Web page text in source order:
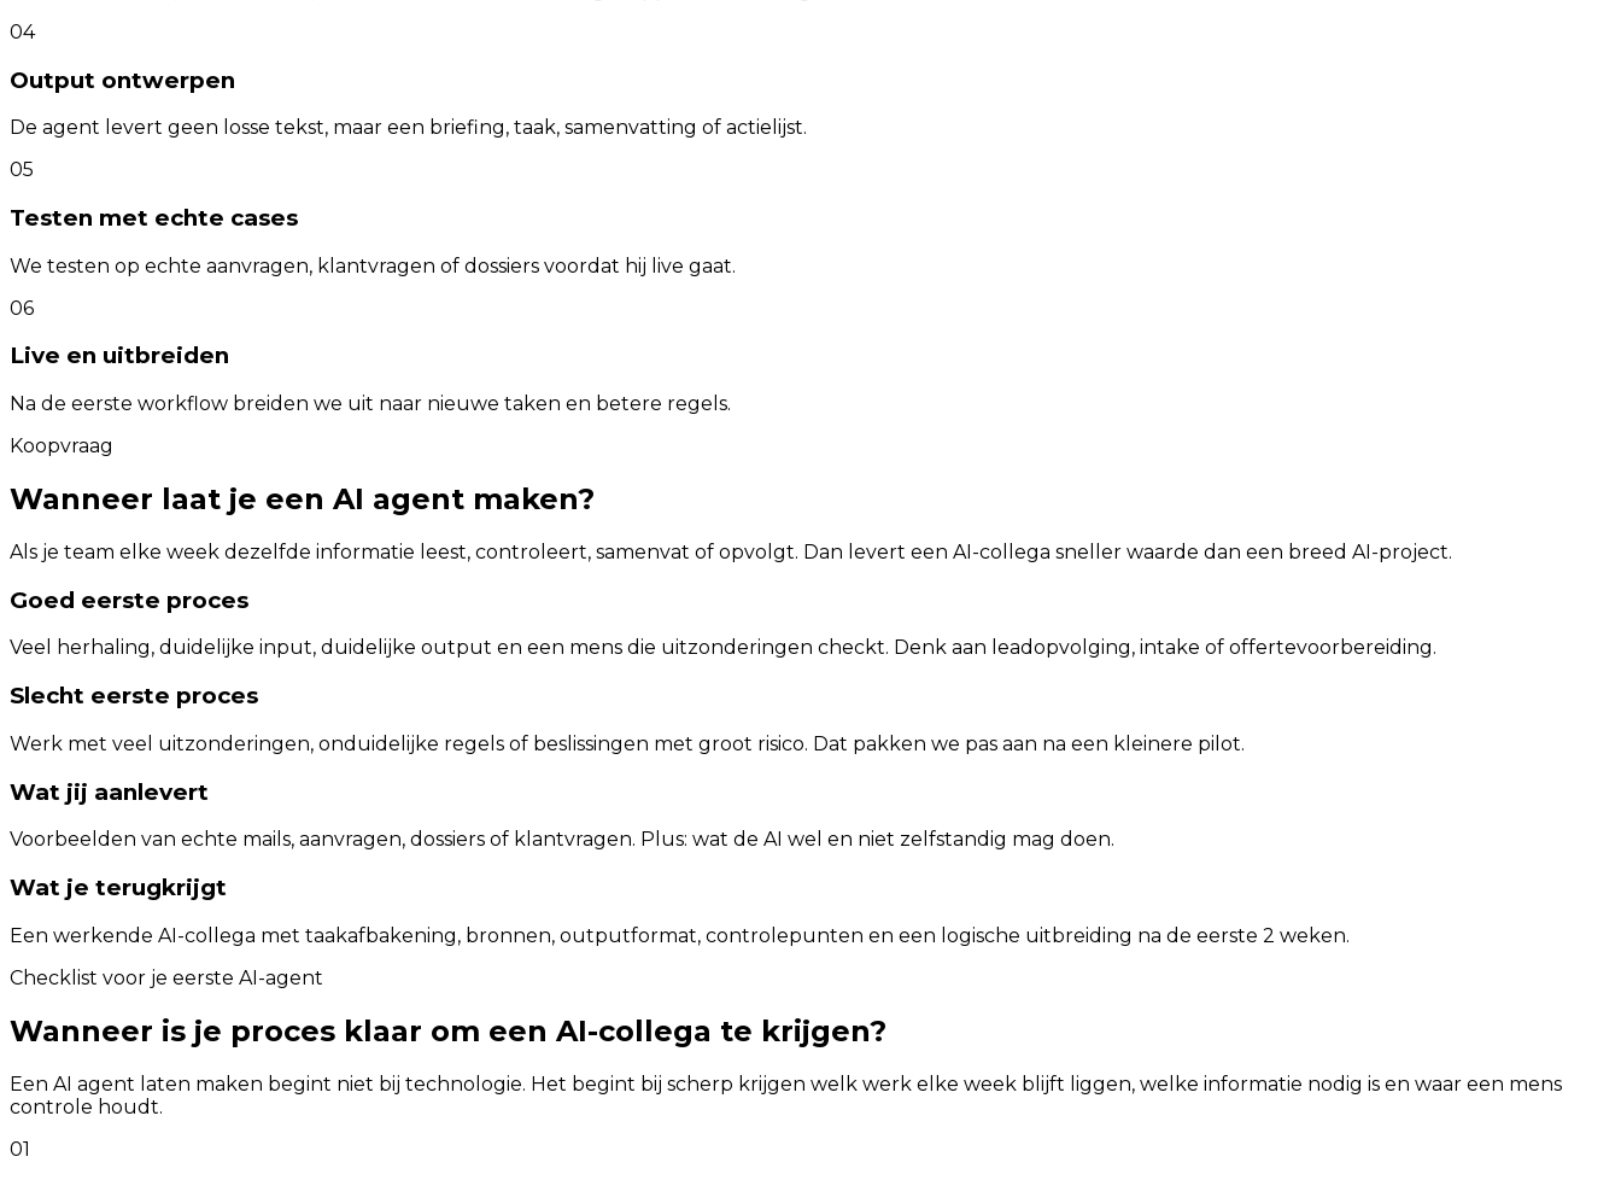
04
Output ontwerpen
De agent levert geen losse tekst, maar een briefing, taak, samenvatting of actielijst.
05
Testen met echte cases
We testen op echte aanvragen, klantvragen of dossiers voordat hij live gaat.
06
Live en uitbreiden
Na de eerste workflow breiden we uit naar nieuwe taken en betere regels.
Koopvraag
Wanneer laat je een AI agent maken?
Als je team elke week dezelfde informatie leest, controleert, samenvat of opvolgt. Dan levert een AI-collega sneller waarde dan een breed AI-project.
Goed eerste proces
Veel herhaling, duidelijke input, duidelijke output en een mens die uitzonderingen checkt. Denk aan leadopvolging, intake of offertevoorbereiding.
Slecht eerste proces
Werk met veel uitzonderingen, onduidelijke regels of beslissingen met groot risico. Dat pakken we pas aan na een kleinere pilot.
Wat jij aanlevert
Voorbeelden van echte mails, aanvragen, dossiers of klantvragen. Plus: wat de AI wel en niet zelfstandig mag doen.
Wat je terugkrijgt
Een werkende AI-collega met taakafbakening, bronnen, outputformat, controlepunten en een logische uitbreiding na de eerste 2 weken.
Checklist voor je eerste AI-agent
Wanneer is je proces klaar om een AI-collega te krijgen?
Een AI agent laten maken begint niet bij technologie. Het begint bij scherp krijgen welk werk elke week blijft liggen, welke informatie nodig is en waar een mens
controle houdt.
01